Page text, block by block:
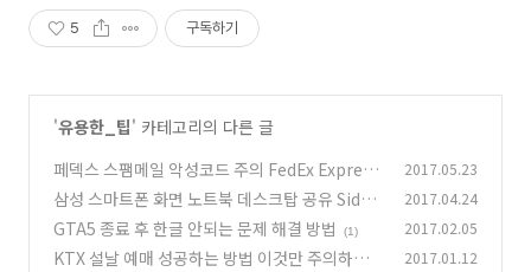
5 구독하기
'유용한_팁' 카테고리의 다른 글
페덱스 스팸메일 악성코드 주의 FedEx Express
배송 메일 (3)
2017.05.23
삼성 스마트폰 화면 노트북 데스크탑 공유 SideS
ync 사용법
(9)
2017.04.24
GTA5 종료 후 한글 안되는 문제 해결 방법 (1) 2017.02.05
KTX 설날 예매 성공하는 방법 이것만 주의하면 2017.01.12